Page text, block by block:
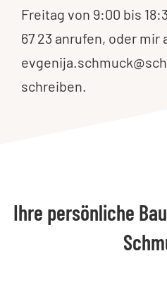
Freitag von 9:00 bis
67 23 anrufen, oder mir
schreiben.
Ihre persönliche